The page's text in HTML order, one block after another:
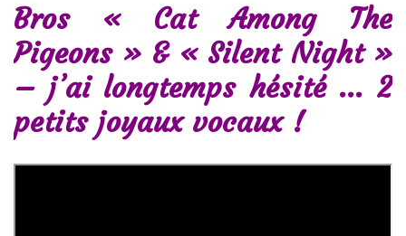
Bros « Cat Among The
Pigeons » & « Silent Night »
– j’ai longtemps hésité … 2
petits joyaux vocaux !